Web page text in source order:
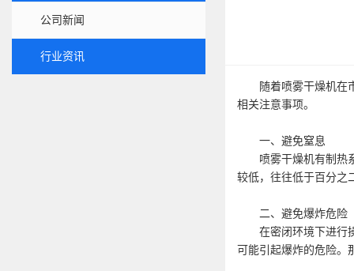
公司新闻
行业资讯
随着喷雾干燥机在市
相关注意事项。
一、避免窒息
喷雾干燥机有制热系
较低，往往低于百分之
二、避免爆炸危险
在密闭环境下进行操
可能引起爆炸的危险。